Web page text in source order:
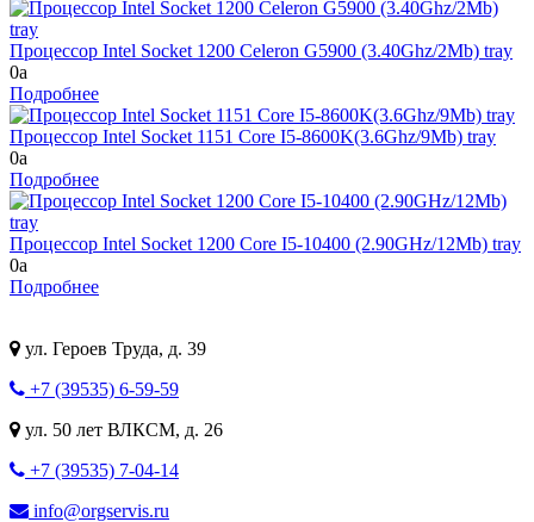
Процессор Intel Socket 1200 Celeron G5900 (3.40Ghz/2Mb) tray
0a
Подробнее
Процессор Intel Socket 1151 Core I5-8600K(3.6Ghz/9Mb) tray
0a
Подробнее
Процессор Intel Socket 1200 Core I5-10400 (2.90GHz/12Mb) tray
0a
Подробнее
ул. Героев Труда, д. 39
+7 (39535) 6-59-59
ул. 50 лет ВЛКСМ, д. 26
+7 (39535) 7-04-14
info@orgservis.ru